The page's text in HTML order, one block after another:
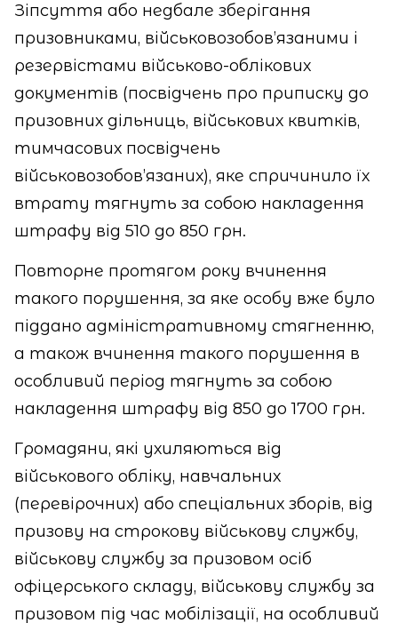
Зіпсуття або недбале зберігання
призовниками, військовозобов’язаними і
резервістами військово-облікових
документів (посвідчень про приписку до
призовних дільниць, військових квитків,
тимчасових посвідчень
військовозобов’язаних), яке спричинило їх
втрату тягнуть за собою накладення
штрафу від 510 до 850 грн.
Повторне протягом року вчинення
такого порушення, за яке особу вже було
піддано адміністративному стягненню,
а також вчинення такого порушення в
особливий період тягнуть за собою
накладення штрафу від 850 до 1700 грн.
Громадяни, які ухиляються від
військового обліку, навчальних
(перевірочних) або спеціальних зборів, від
призову на строкову військову службу,
військову службу за призовом осіб
офіцерського складу, військову службу за
призовом під час мобілізації, на особливий